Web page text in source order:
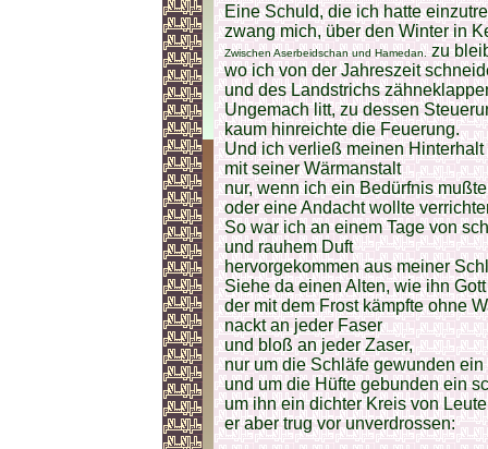
Eine Schuld, die ich hatte
zwang mich, über den Winter in
Zwischen Aserbeidschan und Hamedan.zu
wo ich von der Jahreszeit
und des Landstrichs
Ungemach litt, zu dessen
kaum hinreichte die Feuerung.
Und ich verließ meinen Hinterhalt
mit seiner Wärmanstalt
nur, wenn ich ein Bedürfnis
oder eine Andacht wollte
So war ich an einem Tage von
und rauhem Duft
hervorgekommen aus meiner
Siehe da einen Alten, wie ihn
der mit dem Frost kämpfte ohne
nackt an jeder Faser
und bloß an jeder Zaser,
nur um die Schläfe gewunden
und um die Hüfte gebunden ein
um ihn ein dichter Kreis von
er aber trug vor unverdrossen: